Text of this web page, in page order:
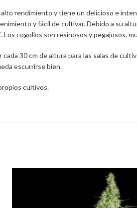
rendimiento y tiene un delicioso e
y fácil de cultivar. Debido a su
cogollos son resinosos y pegajosos,
30 cm de altura para las salas de
escurrirse bien.
cultivos.